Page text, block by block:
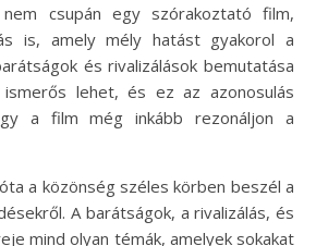
csupán egy szórakoztató film,
is, amely mély hatást gyakorol a
és rivalizálások bemutatása
lehet, és ez az azonosulás
a film még inkább rezonáljon a
a közönség széles körben beszél a
A barátságok, a rivalizálás, és
mind olyan témák, amelyek sokakat